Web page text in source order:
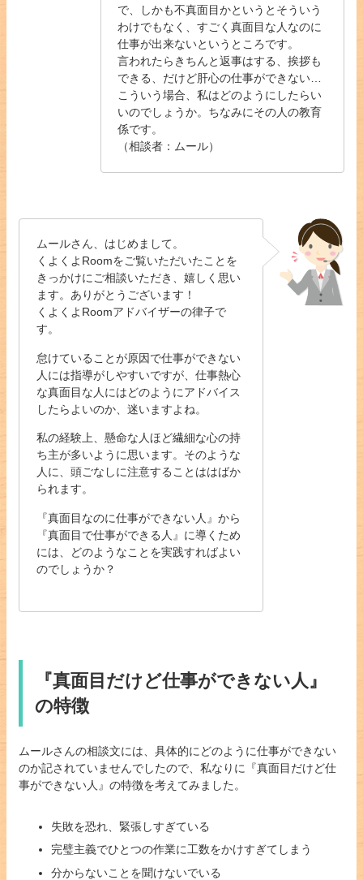
で、しかも不真面目かというとそういう
わけでもなく、すごく真面目な人なのに
仕事が出来ないというところです。
言われたらきちんと返事はする、挨拶も
できる、だけど肝心の仕事ができない…
こういう場合、私はどのようにしたらい
いのでしょうか。ちなみにその人の教育
係です。
（相談者：ムール）
ムールさん、はじめまして。
くよくよRoomをご覧いただいたことを
きっかけにご相談いただき、嬉しく思い
ます。ありがとうございます！
くよくよRoomアドバイザーの律子で
す。
怠けていることが原因で仕事ができない
人には指導がしやすいですが、仕事熱心
な真面目な人にはどのようにアドバイス
したらよいのか、迷いますよね。
私の経験上、懸命な人ほど繊細な心の持
ち主が多いように思います。そのような
人に、頭ごなしに注意することははばか
られます。
『真面目なのに仕事ができない人』から
『真面目で仕事ができる人』に導くため
には、どのようなことを実践すればよい
のでしょうか？
『真面目だけど仕事ができない人』
の特徴
ムールさんの相談文には、具体的にどのように仕事ができない
のか記されていませんでしたので、私なりに『真面目だけど仕
事ができない人』の特徴を考えてみました。
失敗を恐れ、緊張しすぎている
完璧主義でひとつの作業に工数をかけすぎてしまう
分からないことを聞けないでいる